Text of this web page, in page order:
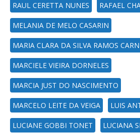
RAUL CERETTA NUNES RAFAEL
MELANIA DE MELO CASARIN
MARIA CLARA DA SILVA RAMOS
MARCIELE VIEIRA DORNELES
MARCIA JUST DO NASCIMENTO
MARCELO LEITE DA VEIGA LUIS
LUCIANE GOBBI TONET LUCIANA